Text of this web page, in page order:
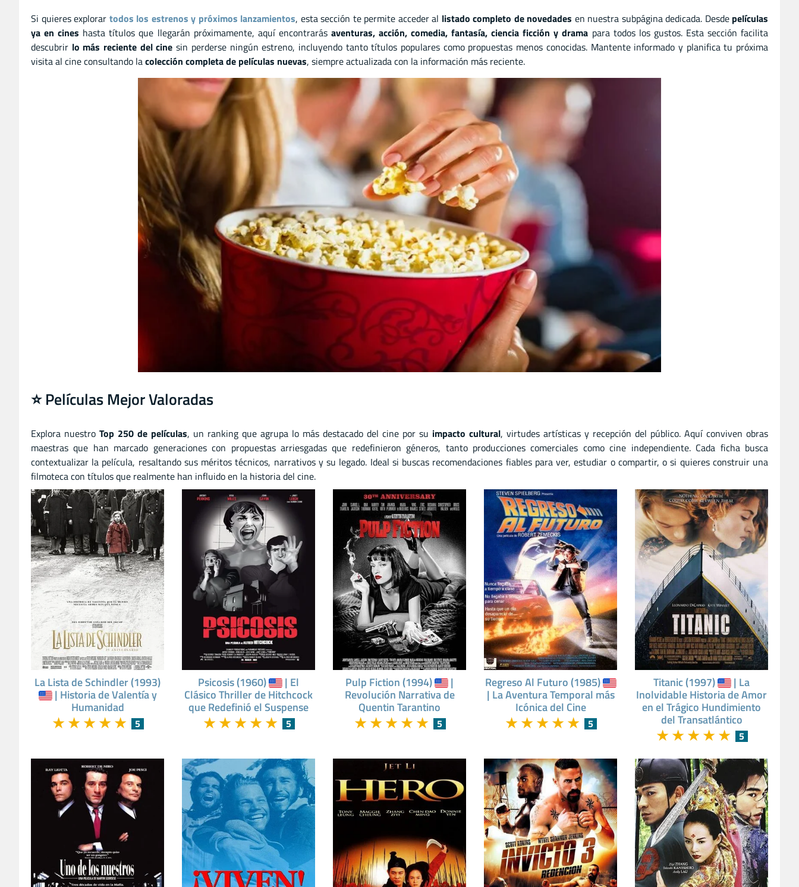
Si quieres explorar todos los estrenos y próximos lanzamientos, esta sección te permite acceder al listado completo de novedades en nuestra subpágina dedicada. Desde películas
ya en cines hasta títulos que llegarán próximamente, aquí encontrarás aventuras, acción, comedia, fantasía, ciencia ficción y drama para todos los gustos. Esta sección facilita
descubrir lo más reciente del cine sin perderse ningún estreno, incluyendo tanto títulos populares como propuestas menos conocidas. Mantente informado y planifica tu próxima
visita al cine consultando lacolección completa de películas nuevas, siempre actualizada con la información más reciente.
⭐️ Películas Mejor Valoradas
Explora nuestro Top 250 de películas, un ranking que agrupa lo más destacado del cine por su impacto cultural, virtudes artísticas y recepción del público. Aquí conviven obras
maestras que han marcado generaciones con propuestas arriesgadas que redefinieron géneros, tanto producciones comerciales como cine independiente. Cada ficha busca
contextualizar la película, resaltando sus méritos técnicos, narrativos y su legado. Ideal si buscas recomendaciones fiables para ver, estudiar o compartir, o si quieres construir una
filmoteca con títulos que realmente han influido en la historia del cine.
La Lista de Schindler (1993)
| Historia de Valentía y
Humanidad
★★★★★ 5
Psicosis (1960) | El
Clásico Thriller de Hitchcock
que Redefinió el Suspense
★★★★★ 5
Pulp Fiction (1994) |
Revolución Narrativa de
Quentin Tarantino
★★★★★ 5
Regreso Al Futuro (1985)
| La Aventura Temporal más
Icónica del Cine
★★★★★ 5
Titanic (1997) | La
Inolvidable Historia de Amor
en el Trágico Hundimiento
del Transatlántico
★★★★★ 5